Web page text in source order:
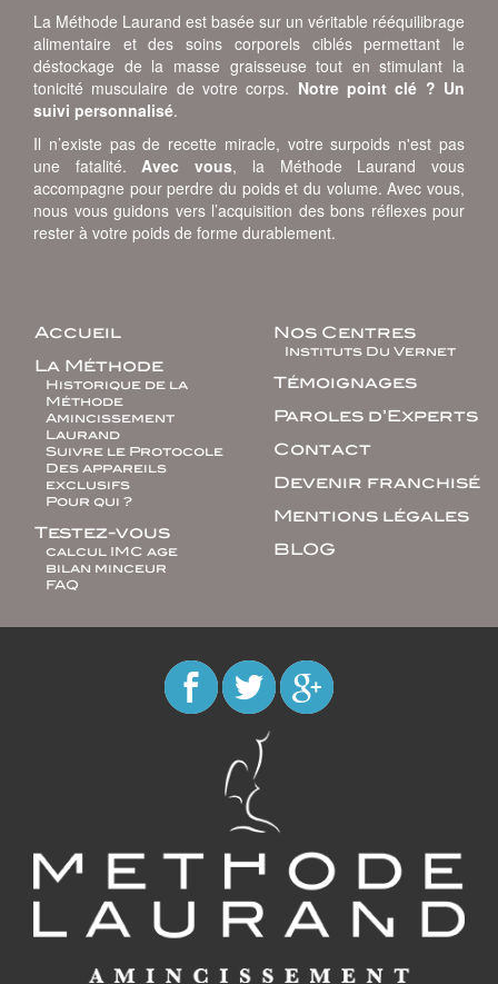
La Méthode Laurand est basée sur un véritable rééquilibrage
alimentaire et des soins corporels ciblés permettant le
déstockage de la masse graisseuse tout en stimulant la
tonicité musculaire de votre corps. Notre point clé ? Un
suivi personnalisé.
Il n’existe pas de recette miracle, votre surpoids n'est pas
une fatalité. Avec vous, la Méthode Laurand vous
accompagne pour perdre du poids et du volume. Avec vous,
nous vous guidons vers l’acquisition des bons réflexes pour
rester à votre poids de forme durablement.
Accueil
La Méthode
Historique de la
Méthode
Amincissement
Laurand
Suivre le Protocole
Des appareils
exclusifs
Pour qui ?
Testez-vous
calcul IMC age
bilan minceur
FAQ
Nos Centres
Instituts Du Vernet
Témoignages
Paroles d’Experts
Contact
Devenir franchisé
Mentions légales
BLOG